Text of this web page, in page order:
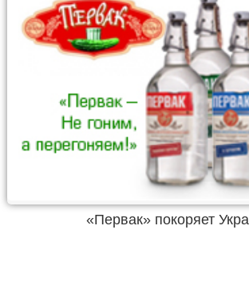
«Первак» покоряет